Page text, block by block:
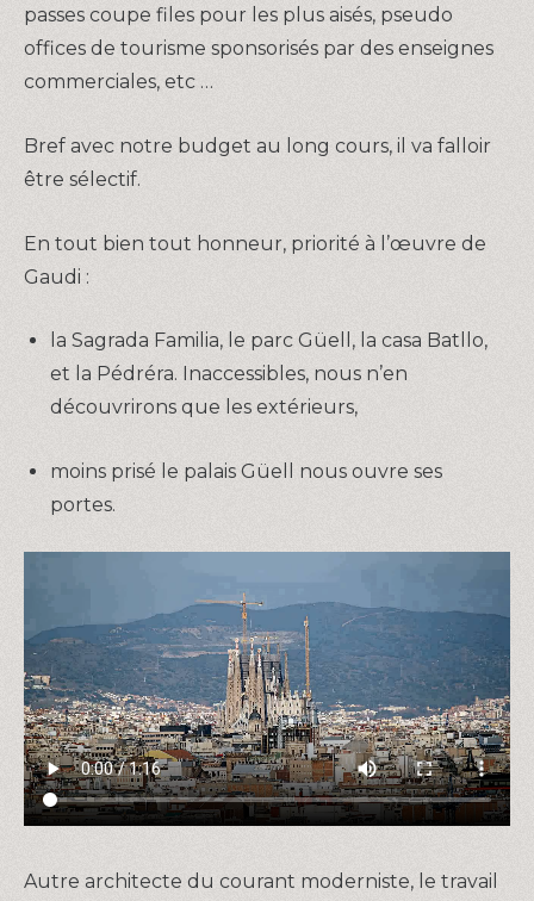
passes coupe files pour les plus aisés, pseudo
offices de tourisme sponsorisés par des enseignes
commerciales, etc …
Bref avec notre budget au long cours, il va falloir
être sélectif.
En tout bien tout honneur, priorité à l’œuvre de
Gaudi :
la Sagrada Familia, le parc Güell, la casa Batllo,
et la Pédréra. Inaccessibles, nous n’en
découvrirons que les extérieurs,
moins prisé le palais Güell nous ouvre ses
portes.
Autre architecte du courant moderniste, le travail